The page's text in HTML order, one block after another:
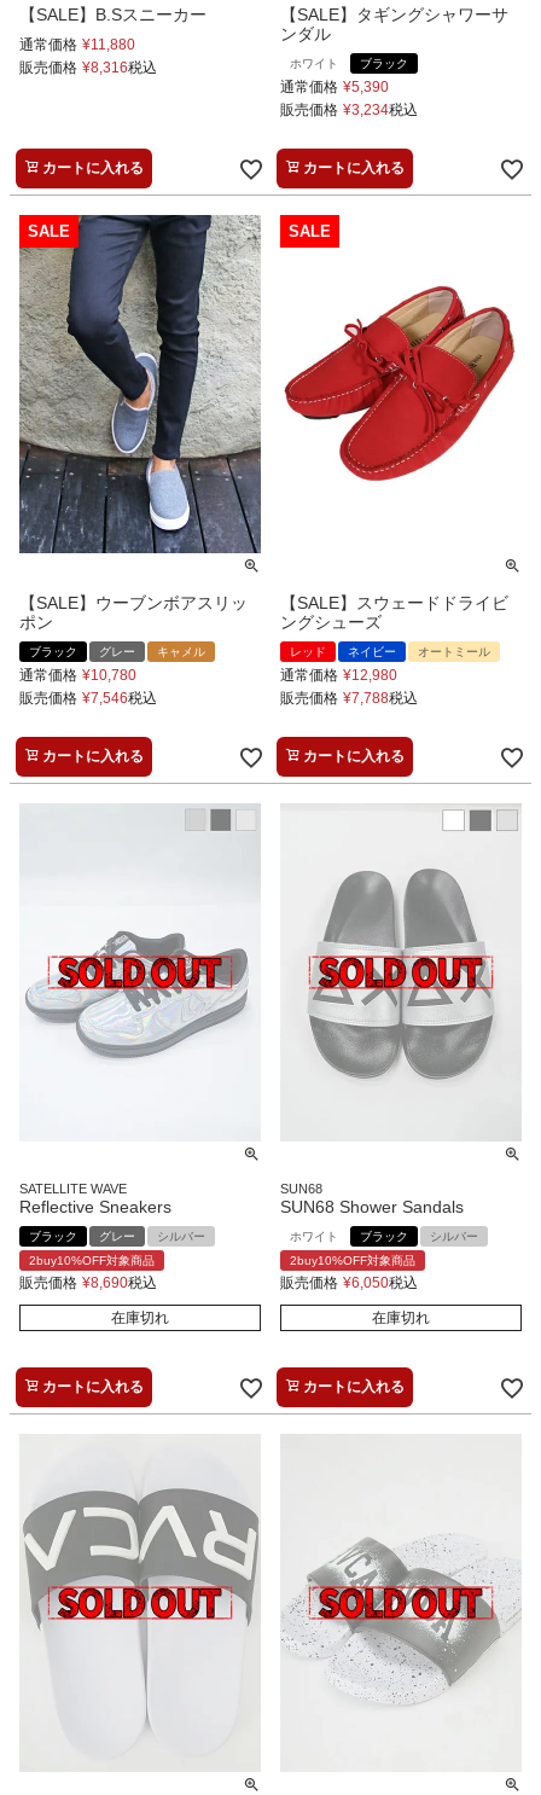
【SALE】B.Sスニーカー
通常価格 ¥11,880
販売価格 ¥8,316税込
カートに入れる
【SALE】タギングシャワーサ
ンダル
ホワイト ブラック
通常価格 ¥5,390
販売価格 ¥3,234税込
カートに入れる
【SALE】ウーブンボアスリッ
ポン
ブラック グレー キャメル
通常価格 ¥10,780
販売価格 ¥7,546税込
カートに入れる
【SALE】スウェードドライビ
ングシューズ
レッド ネイビー オートミール
通常価格 ¥12,980
販売価格 ¥7,788税込
カートに入れる
SATELLITE WAVE
Reflective Sneakers
ブラック グレー
シルバー
2buy10%OFF対象商品
販売価格 ¥8,690税込
在庫切れ
カートに入れる
SUN68
SUN68 Shower Sandals
ホワイト ブラック
シルバー
2buy10%OFF対象商品
販売価格 ¥6,050税込
在庫切れ
カートに入れる